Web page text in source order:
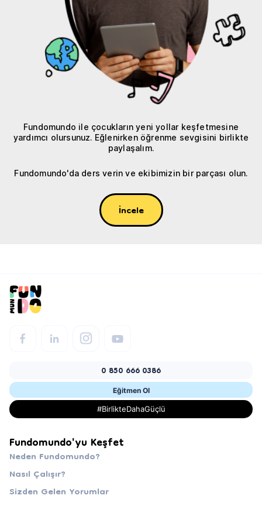
Fundomundo ile çocukların yeni yollar keşfetmesine
yardımcı olursunuz. Eğlenirken öğrenme sevgisini birlikte
paylaşalım.
Fundomundo'da ders verin ve ekibimizin bir parçası olun.
İncele
0 850 666 0386
Eğitmen Ol
#BirlikteDahaGüçlü
Fundomundo'yu Keşfet
Neden Fundomundo?
Nasıl Çalışır?
Sizden Gelen Yorumlar